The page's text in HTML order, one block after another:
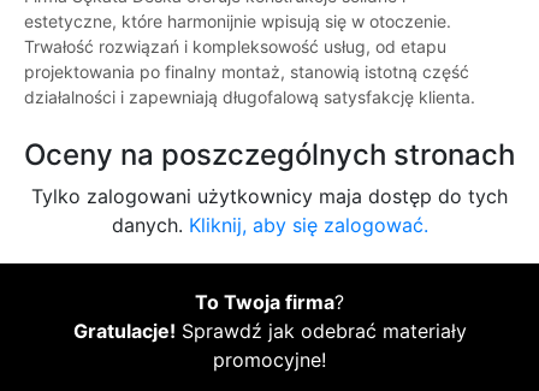
estetyczne, które harmonijnie wpisują się w otoczenie.
Trwałość rozwiązań i kompleksowość usług, od etapu
projektowania po finalny montaż, stanowią istotną część
działalności i zapewniają długofalową satysfakcję klienta.
Oceny na poszczególnych stronach
Tylko zalogowani użytkownicy maja dostęp do tych
danych. Kliknij, aby się zalogować.
To Twoja firma?
Gratulacje! Sprawdź jak odebrać materiały
promocyjne!